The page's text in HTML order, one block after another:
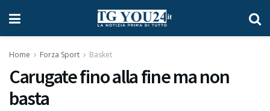
Home Forza Sport Basket
Carugate fino alla fine ma non
basta